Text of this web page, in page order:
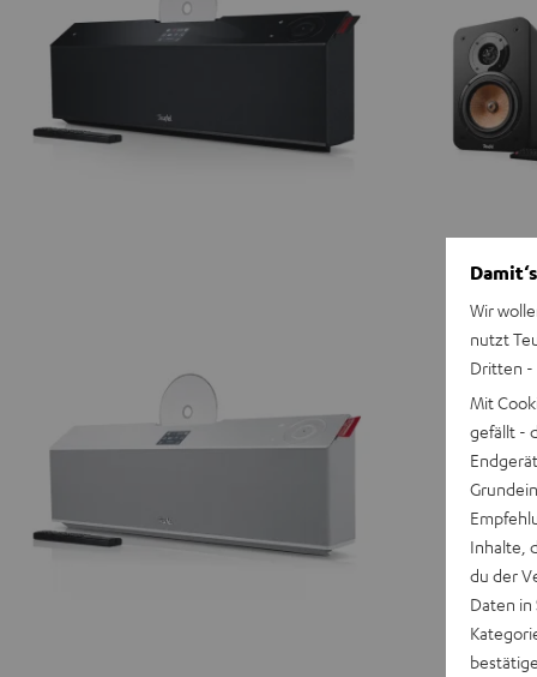
Wir
nutzt
Dritten -
Mit
gefällt -
Inhalte,
du der
Daten in